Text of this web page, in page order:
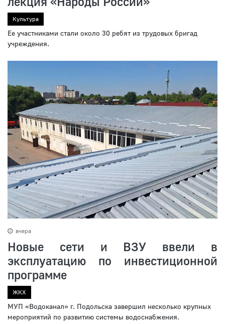
Культура
Ее участниками стали около 30 ребят из трудовых бригад
учреждения.
вчера
Новые сети и ВЗУ ввели в
эксплуатацию по инвестиционной
программе
ЖКХ
МУП «Водоканал» г. Подольска завершил несколько крупных
мероприятий по развитию системы водоснабжения.